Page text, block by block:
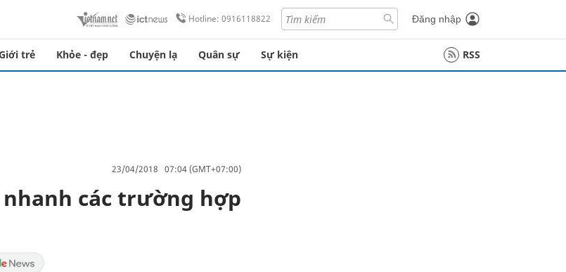
Hotline: 0916118822 Đăng nhập
trẻ Khỏe - đẹp Chuyện lạ Quân sự Sự kiện RSS
23/04/2018 07:04 (GMT+07:00)
nhanh các trường hợp